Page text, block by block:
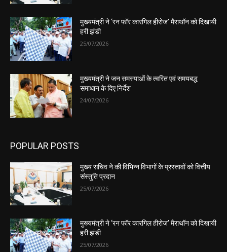
मुख्यमंत्री ने ‘रन फॉर कारगिल हीरोज’ मैराथॉन को दिखायी
हरी झंडी
25/07/2026
मुख्यमंत्री ने जन समस्याओं के त्वरित एवं समयबद्ध
समाधान के दिए निर्देश
24/07/2026
POPULAR POSTS
मुख्य सचिव ने की विभिन्न विभागों के प्रस्तावों को वित्तीय
संस्तुति प्रदान
25/07/2026
मुख्यमंत्री ने ‘रन फॉर कारगिल हीरोज’ मैराथॉन को दिखायी
हरी झंडी
25/07/2026